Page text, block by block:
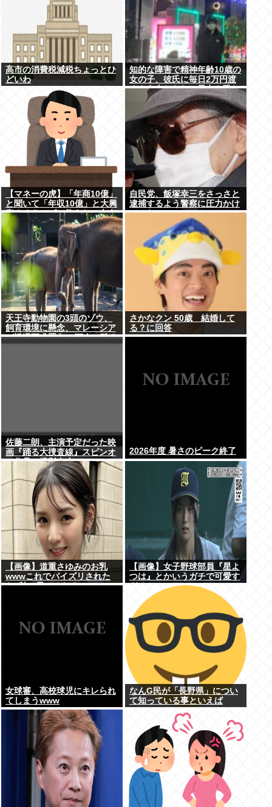
高市の消費税減税ちょっとひ
どいわ
知的な障害で精神年齢10歳の
女の子、彼氏に毎日2万円渡
すよう命じられ、暴力を恐れ
連日売春。客の82歳を殺害し
逮捕
【マネーの虎】「年商10億」
と聞いて「年収10億」と大興
奮するキッズに教えたい大人
のリアル
自民党、飯塚幸三をさっさと
逮捕するよう警察に圧力かけ
ていたwww
天王寺動物園の3頭のゾウ、
飼育環境に懸念、マレーシア
が返還要求署名17万人。酷す
さかなクン 50歳 結婚して
る？に回答
佐藤二朗、主演予定だった映
画『踊る大捜査線』スピンオ
フ作品の撮影中止
2026年度 暑さのピーク終了
【画像】道重さゆみのお乳
wwwこれでパイズリされた
ら3秒で果てるだろ
【画像】女子野球部員『星よ
つは』とかいうガチで可愛す
ぎるJKwww
女球審、高校球児にキレられ
てしまうwww
なんG民が「長野県」につい
て知っている事といえば